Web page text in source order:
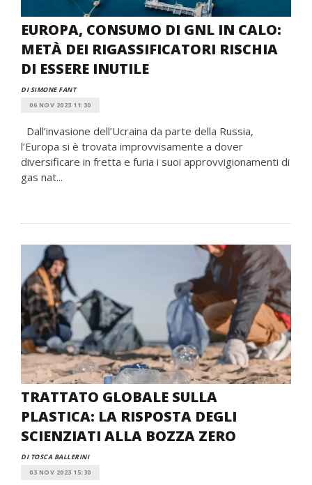
EUROPA, CONSUMO DI GNL IN CALO:
METÀ DEI RIGASSIFICATORI RISCHIA
DI ESSERE INUTILE
DI SIMONE FANT
06 NOV 2023 11:30
Dall’invasione dell’Ucraina da parte della Russia,
l’Europa si è trovata improvvisamente a dover
diversificare in fretta e furia i suoi approvvigionamenti di
gas nat...
TRATTATO GLOBALE SULLA
PLASTICA: LA RISPOSTA DEGLI
SCIENZIATI ALLA BOZZA ZERO
DI TOSCA BALLERINI
03 NOV 2023 15:30